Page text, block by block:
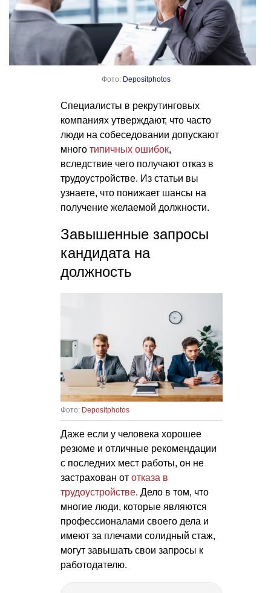
Фото: Depositphotos
Специалисты в рекрутинговых
компаниях утверждают, что часто
люди на собеседовании допускают
много типичных ошибок,
вследствие чего получают отказ в
трудоустройстве. Из статьи вы
узнаете, что понижает шансы на
получение желаемой должности.
Завышенные запросы
кандидата на
должность
Фото: Depositphotos
Даже если у человека хорошее
резюме и отличные рекомендации
с последних мест работы, он не
застрахован от отказа в
трудоустройстве. Дело в том, что
многие люди, которые являются
профессионалами своего дела и
имеют за плечами солидный стаж,
могут завышать свои запросы к
работодателю.